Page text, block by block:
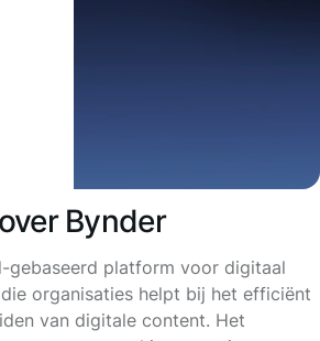
Bynder
gebaseerd platform voor digitaal
organisaties helpt bij het efficiënt
van digitale content. Het